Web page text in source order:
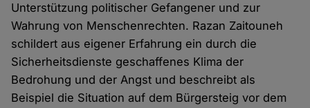
Unterstützung politischer Gefangener und zur
Wahrung von Menschenrechten. Razan Zaitouneh
schildert aus eigener Erfahrung ein durch die
Sicherheitsdienste geschaffenes Klima der
Bedrohung und der Angst und beschreibt als
Beispiel die Situation auf dem Bürgersteig vor dem